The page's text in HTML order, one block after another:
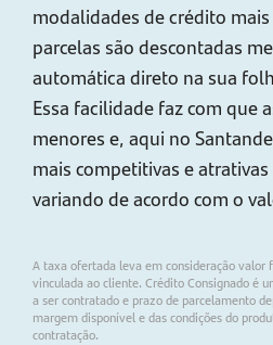
modalidades de crédito
parcelas são descontadas
automática direto na sua
Essa facilidade faz com que
menores e, aqui no
mais competitivas e
variando de acordo com o
A taxa ofertada leva em consideração valor
vinculada ao cliente. Crédito Consignado é
a ser contratado e prazo de parcelamento
margem disponível e das condições do
contratação.